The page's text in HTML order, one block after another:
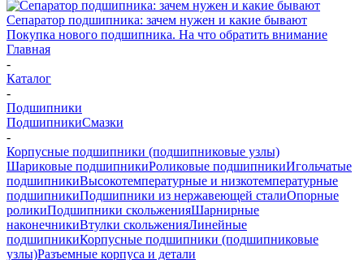
Сепаратор подшипника: зачем нужен и какие бывают
Покупка нового подшипника. На что обратить внимание
Главная
-
Каталог
-
Подшипники
ПодшипникиСмазки
-
Корпусные подшипники (подшипниковые узлы)
Шариковые подшипникиРоликовые подшипникиИгольчатые
подшипникиВысокотемпературные и низкотемпературные
подшипникиПодшипники из нержавеющей сталиОпорные
роликиПодшипники скольженияШарнирные
наконечникиВтулки скольженияЛинейные
подшипникиКорпусные подшипники (подшипниковые
узлы)Разъемные корпуса и детали